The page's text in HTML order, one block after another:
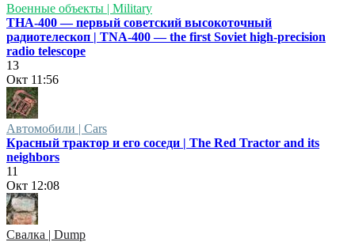
Военные объекты | Military
ТНА-400 — первый советский высокоточный
радиотелескоп | TNA-400 — the first Soviet high-precision
radio telescope
13
Окт 11:56
Автомобили | Cars
Красный трактор и его соседи | The Red Tractor and its
neighbors
11
Окт 12:08
Свалка | Dump